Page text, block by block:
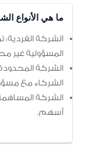
ما هي الأنواع
الشركة
المسؤولية غير
الشركة
الشركاء مع
الشركة
أسهم.